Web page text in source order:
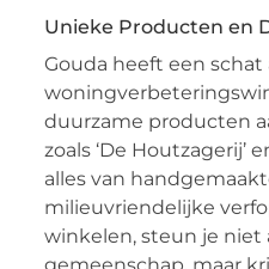
Unieke Producten en
Gouda heeft een
duurzame producten
zoals ‘De Houtzagerij’
alles van
milieuvriendelijke
winkelen, steun je niet